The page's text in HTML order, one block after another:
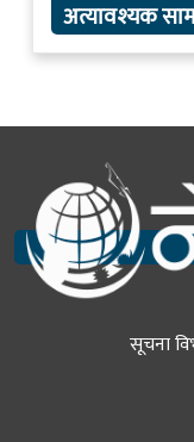
अत्यावश्यक
सूचना